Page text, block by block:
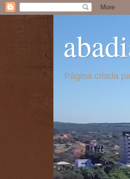
Página criada